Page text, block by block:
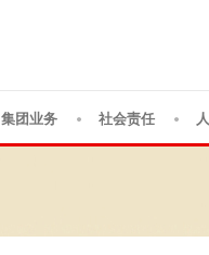
集团业务 社会责任